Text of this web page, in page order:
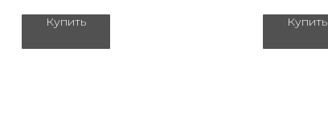
Купить Купить